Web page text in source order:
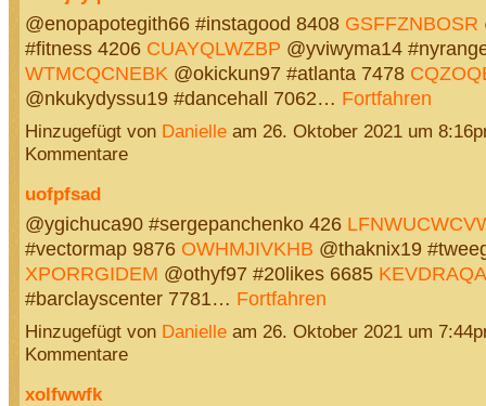
@enopapotegith66 #instagood 8408 GSFFZNBOSR
#fitness 4206 CUAYQLWZBP @yviwyma14
WTMCQCNEBK @okickun97 #atlanta 7478
@nkukydyssu19 #dancehall 7062… Fortfahren
Hinzugefügt von Danielleam 26. Oktober 2021 um
Kommentare
uofpfsad
@ygichuca90 #sergepanchenko 426
#vectormap 9876 OWHMJIVKHB @thaknix19
XPORRGIDEM @othyf97 #20likes 6685
#barclayscenter 7781… Fortfahren
Hinzugefügt von Danielleam 26. Oktober 2021 um
Kommentare
xolfwwfk